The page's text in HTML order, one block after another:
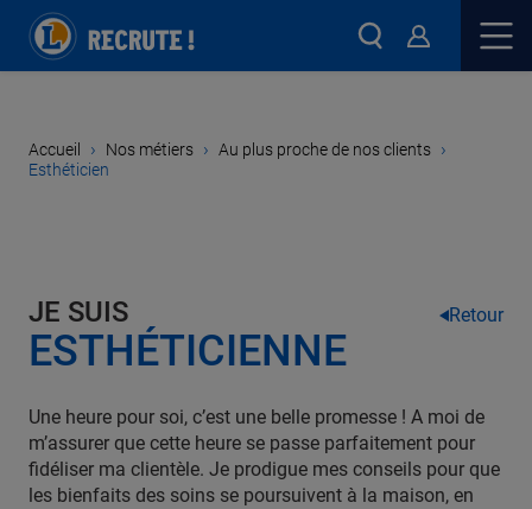
Accueil › Nos métiers › Au plus proche de nos clients ›
Esthéticien
JE SUIS
ESTHÉTICIENNE
Retour
Une heure pour soi, c’est une belle promesse ! A moi de
m’assurer que cette heure se passe parfaitement pour
fidéliser ma clientèle. Je prodigue mes conseils pour que
les bienfaits des soins se poursuivent à la maison, en